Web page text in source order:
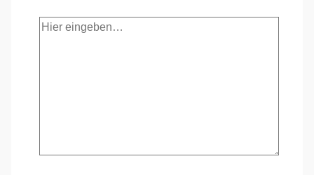
Hier